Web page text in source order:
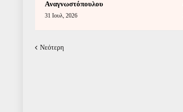
Αναγνωστόπουλου
31 Ιουλ, 2026
Νεότερη